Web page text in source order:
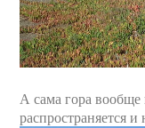
А сама гора вообще
распространяется